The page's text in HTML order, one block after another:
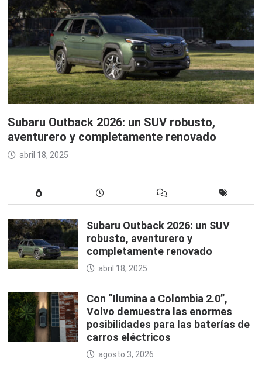
Subaru Outback 2026: un SUV robusto,
aventurero y completamente renovado
abril 18, 2025
Subaru Outback 2026: un SUV
robusto, aventurero y
completamente renovado
abril 18, 2025
Con “Ilumina a Colombia 2.0”,
Volvo demuestra las enormes
posibilidades para las baterías de
carros eléctricos
agosto 3, 2026